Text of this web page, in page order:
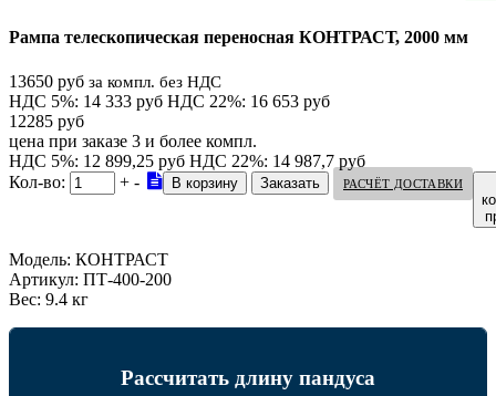
Рампа телескопическая переносная КОНТРАСТ, 2000 мм
13650 руб за компл. без НДС
НДС 5%: 14 333 руб НДС 22%: 16 653 руб
12285 руб
цена при заказе 3 и более компл.
НДС 5%: 12 899,25 руб НДС 22%: 14 987,7 руб
Кол-во:
+ - РАСЧЁТ ДОСТАВКИ
Модель: КОНТРАСТ
Артикул: ПТ-400-200
Вес: 9.4 кг
Рассчитать длину пандуса